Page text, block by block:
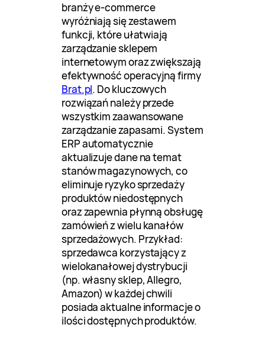
branży e-commerce
wyróżniają się zestawem
funkcji, które ułatwiają
zarządzanie sklepem
internetowym oraz zwiększają
efektywność operacyjną firmy
Brat.pl. Do kluczowych
rozwiązań należy przede
wszystkim zaawansowane
zarządzanie zapasami. System
ERP automatycznie
aktualizuje dane na temat
stanów magazynowych, co
eliminuje ryzyko sprzedaży
produktów niedostępnych
oraz zapewnia płynną obsługę
zamówień z wielu kanałów
sprzedażowych. Przykład:
sprzedawca korzystający z
wielokanałowej dystrybucji
(np. własny sklep, Allegro,
Amazon) w każdej chwili
posiada aktualne informacje o
ilości dostępnych produktów.